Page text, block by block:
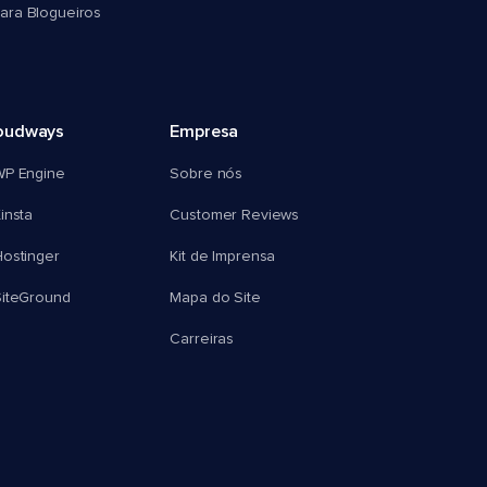
Blogueiros
Engine
Empresa
Sobre nós
Customer Reviews
Kit de Imprensa
Mapa do Site
Carreiras